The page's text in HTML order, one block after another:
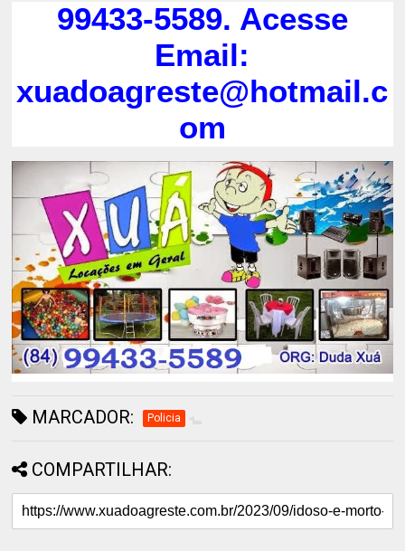
99433-5589. Acesse
Email:
xuadoagreste@hotmail.c
om
MARCADOR: Policia
COMPARTILHAR: